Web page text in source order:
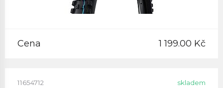
Cena 1 199.00 Kč
11654712 skladem